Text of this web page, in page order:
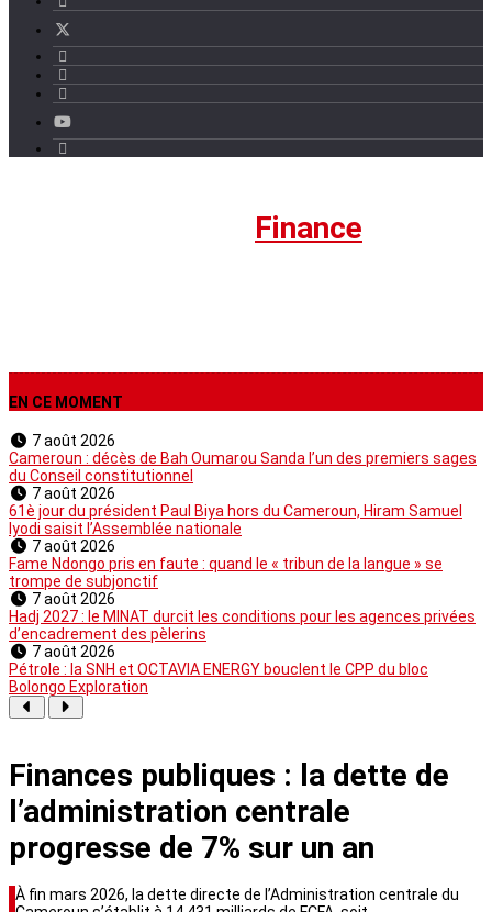
Finance
EN CE MOMENT
7 août 2026
Cameroun : décès de Bah Oumarou Sanda l’un des premiers sages
du Conseil constitutionnel
7 août 2026
61è jour du président Paul Biya hors du Cameroun, Hiram Samuel
Iyodi saisit l’Assemblée nationale
7 août 2026
Fame Ndongo pris en faute : quand le « tribun de la langue » se
trompe de subjonctif
7 août 2026
Hadj 2027 : le MINAT durcit les conditions pour les agences privées
d’encadrement des pèlerins
7 août 2026
Pétrole : la SNH et OCTAVIA ENERGY bouclent le CPP du bloc
Bolongo Exploration
Finances publiques : la dette de
l’administration centrale
progresse de 7% sur un an
À fin mars 2026, la dette directe de l’Administration centrale du